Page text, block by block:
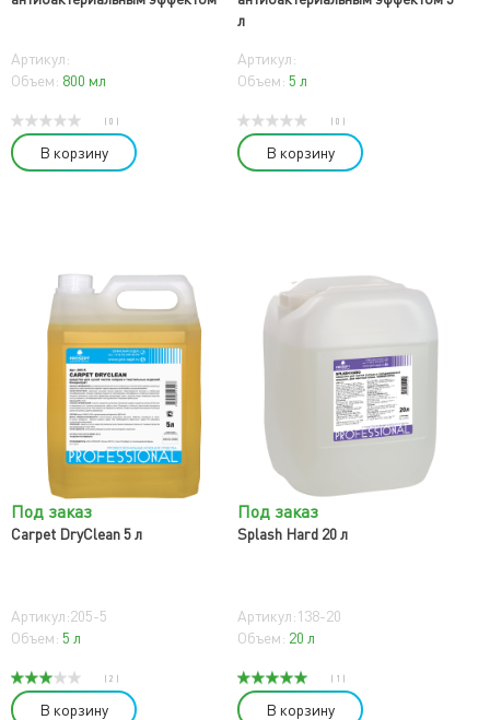
Артикул:
Объем: 800 мл
( 0 )
В корзину
л
Артикул:
Объем: 5 л
( 0 )
В корзину
Под заказ
Carpet DryClean 5 л
Артикул:205-5
Объем: 5 л
( 2 )
В корзину
Под заказ
Splash Hard 20 л
Артикул:138-20
Объем: 20 л
( 1 )
В корзину